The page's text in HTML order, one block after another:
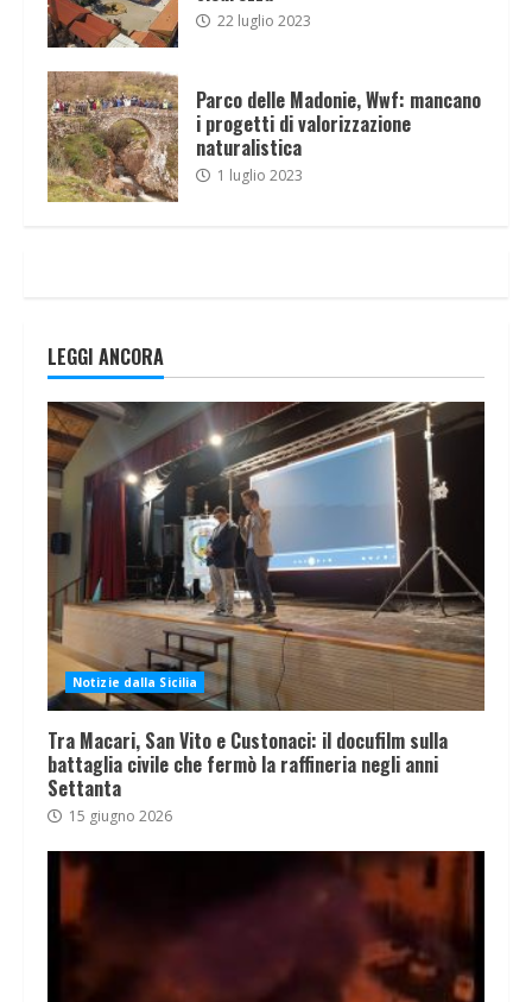
22 luglio 2023
Parco delle Madonie, Wwf: mancano
i progetti di valorizzazione
naturalistica
1 luglio 2023
LEGGI ANCORA
Notizie dalla Sicilia
Tra Macari, San Vito e Custonaci: il docufilm sulla
battaglia civile che fermò la raffineria negli anni
Settanta
15 giugno 2026